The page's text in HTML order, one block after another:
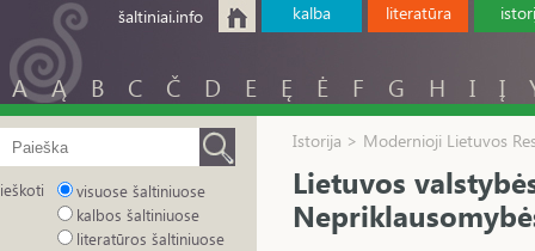
šaltiniai.info kalba literatūra
A Ą B C Č D E Ę Ė F G H I Į
ieškoti
visuose šaltiniuose
kalbos šaltiniuose
literatūros šaltiniuose
Istorija > Modernioji Lietuvos
Lietuvos